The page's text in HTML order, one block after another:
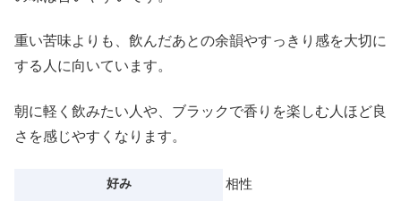
重い苦味よりも、飲んだあとの余韻やすっきり感を大切に
する人に向いています。
朝に軽く飲みたい人や、ブラックで香りを楽しむ人ほど良
さを感じやすくなります。
好み 相性